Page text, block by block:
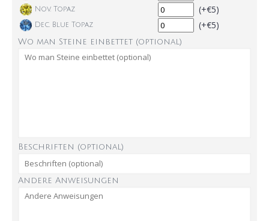
Nov. Topaz (+€5)
Dec. Blue Topaz (+€5)
Wo man Steine einbettet (optional)
Beschriften (optional)
Andere Anweisungen